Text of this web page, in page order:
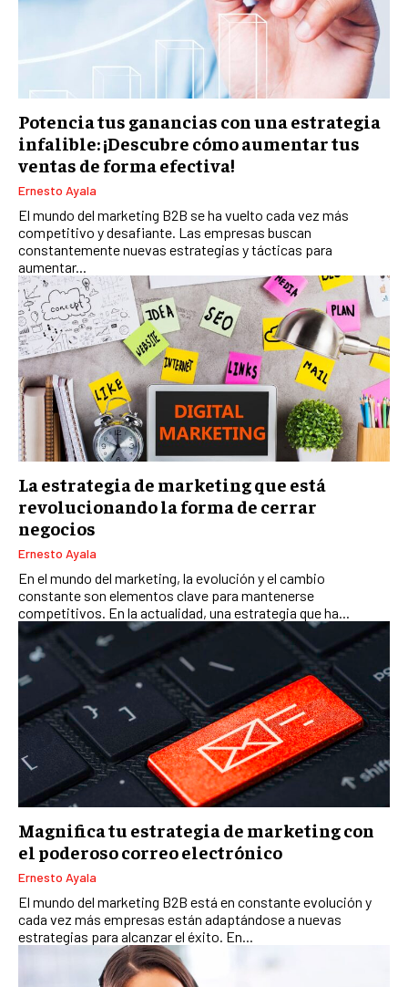
RECURSOS HUMANOS Y GESTIÓN DEL
TALENTO
COMPENSACIÓN Y BENEFICIOS
RECLUTAMIENTO Y SELECCIÓN
DESARROLLO DE PERSONAL
GESTIÓN DEL DESEMPEÑO
CULTURA Y CLIMA ORGANIZACIONAL
ÉTICA EMPRESARIAL Y RESPONSABILIDAD
SOCIAL
BLOG
Potencia tus ganancias con una estrategia
infalible: ¡Descubre cómo aumentar tus
ventas de forma efectiva!
Ernesto Ayala
El mundo del marketing B2B se ha vuelto cada vez más
competitivo y desafiante. Las empresas buscan
constantemente nuevas estrategias y tácticas para
aumentar...
La estrategia de marketing que está
revolucionando la forma de cerrar
negocios
Ernesto Ayala
En el mundo del marketing, la evolución y el cambio
constante son elementos clave para mantenerse
competitivos. En la actualidad, una estrategia que ha...
Magnifica tu estrategia de marketing con
el poderoso correo electrónico
Ernesto Ayala
El mundo del marketing B2B está en constante evolución y
cada vez más empresas están adaptándose a nuevas
estrategias para alcanzar el éxito. En...